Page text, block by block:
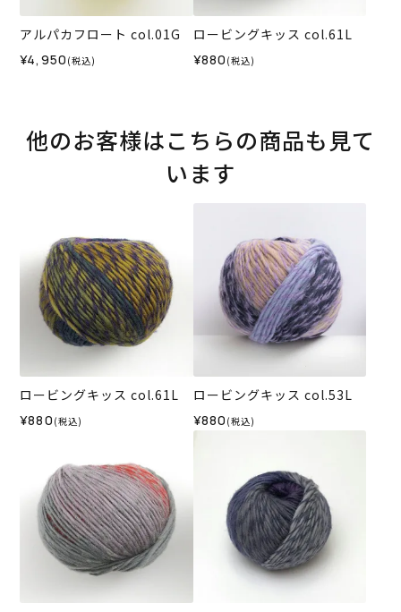
アルパカフロート col.01G
¥4,950 (税込)
ロービングキッス col.61L
¥880 (税込)
他のお客様はこちらの商品も見て
います
ロービングキッス col.61L
¥880 (税込)
ロービングキッス col.53L
¥880 (税込)